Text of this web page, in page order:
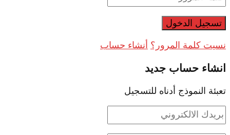
نسيت كلمة المرور؟ أنشاء حساب
انشاء حساب جديد
تعبئة النموذج أدناه للتسجيل